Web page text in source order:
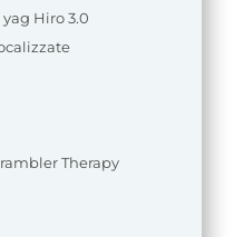
Hiro 3.0
Therapy